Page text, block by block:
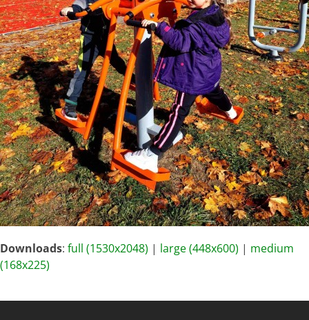
Downloads: full (1530x2048) | large (448x600) | medium
(168x225)